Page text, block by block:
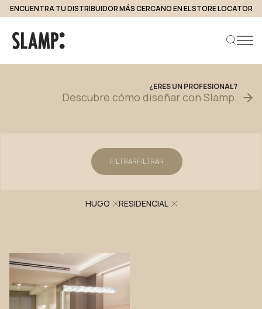
ENCUENTRA TU DISTRIBUIDOR MÁS CERCANO EN EL STORE LOCATOR
Proyectos
¿ERESUN PROFESIONAL?
Descubre cómo diseñar con Slamp.
FILTRARFILTRAR
HUGO RESIDENCIAL